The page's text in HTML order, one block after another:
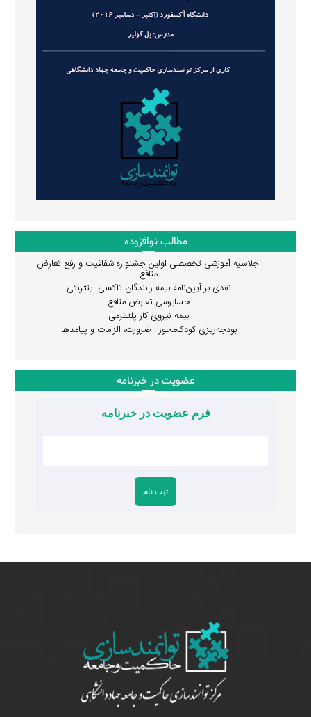
مطالب نوافزوده
اجلاسیه آموزشی تخصصی اولین جشنواره شفافیت و رفع تعارض
منافع
نقدی بر آیین‌نامه بیمه رانندگان تاکسی اینترنتی
حسابرسی تعارض منافع
بیمه نیروی کار پلتفرمی
بودجه‌ریزی کودک‌محور : ضرورت، الزامات و پیامدها
عضویت در خبرنامه
فرم عضویت در خبرنامه